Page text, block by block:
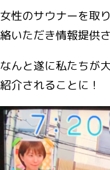
女性のサウナーを取
絡いただき情報提供
なんと遂に私たちが
紹介されることに！